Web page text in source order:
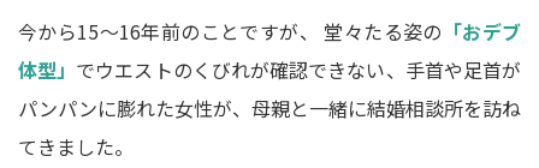
今から15～16年前のことですが、 堂々たる姿の 「おデブ
体型」 でウエストのくびれが確認できない、手首や足首が
パンパンに膨れた女性が、母親と一緒に結婚相談所を訪ね
てきました。